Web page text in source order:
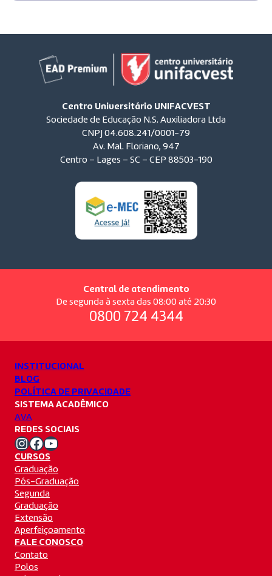
Centro Universitário UNIFACVEST
Sociedade de Educação N.S. Auxiliadora Ltda
CNPJ 04.608.241/0001-79
Av. Mal. Floriano, 947
Centro – Lages – SC – CEP 88503-190
Central de atendimento
De segunda à sexta das 08:00 até 20:30
0800 724 4344
INSTITUCIONAL
BLOG
POLÍTICA DE PRIVACIDADE
SISTEMA ACADÊMICO
AVA
REDES SOCIAIS
Instagram Unifacvest Facebook Unifacvest Youtube Unifacvest
CURSOS
Graduação
Pós-Graduação
Segunda
Graduação
Extensão
Aperfeiçoamento
FALE CONOSCO
Contato
Polos